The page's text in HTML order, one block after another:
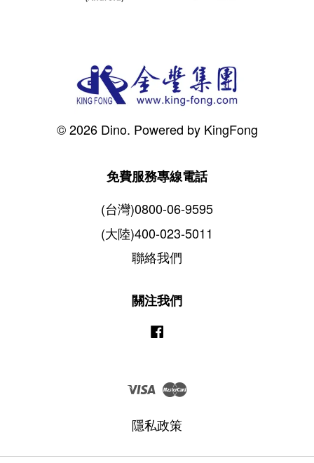
© 2026 Dino. Powered by KingFong
免費服務專線電話
(台灣)0800-06-9595
(大陸)400-023-5011
聯絡我們
關注我們
Visa
隱私政策